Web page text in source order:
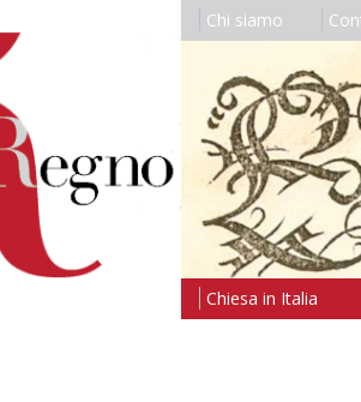
Chi siamo
Chiesa in Italia